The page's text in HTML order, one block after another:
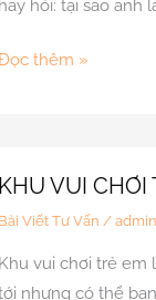
khu
chơi
hay hỏi: tại sao anh
mê,
theo
thêm »
KHU VUI CHƠI
Bài Viết Tư Vấn / admin
Khu vui chơi trẻ em
nhưng có thể